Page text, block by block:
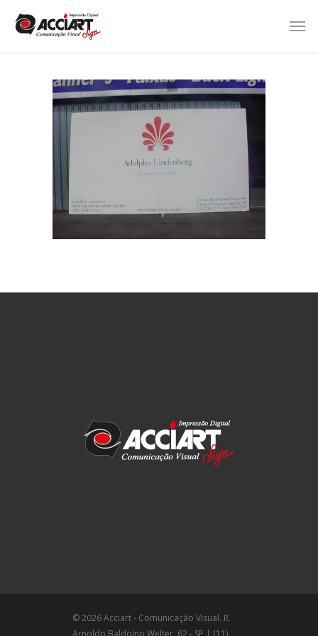
© 2026 Acciart - Comunicação Visual. R.
Arnoldo Baldoíno Welter, 62 - SP | (11)